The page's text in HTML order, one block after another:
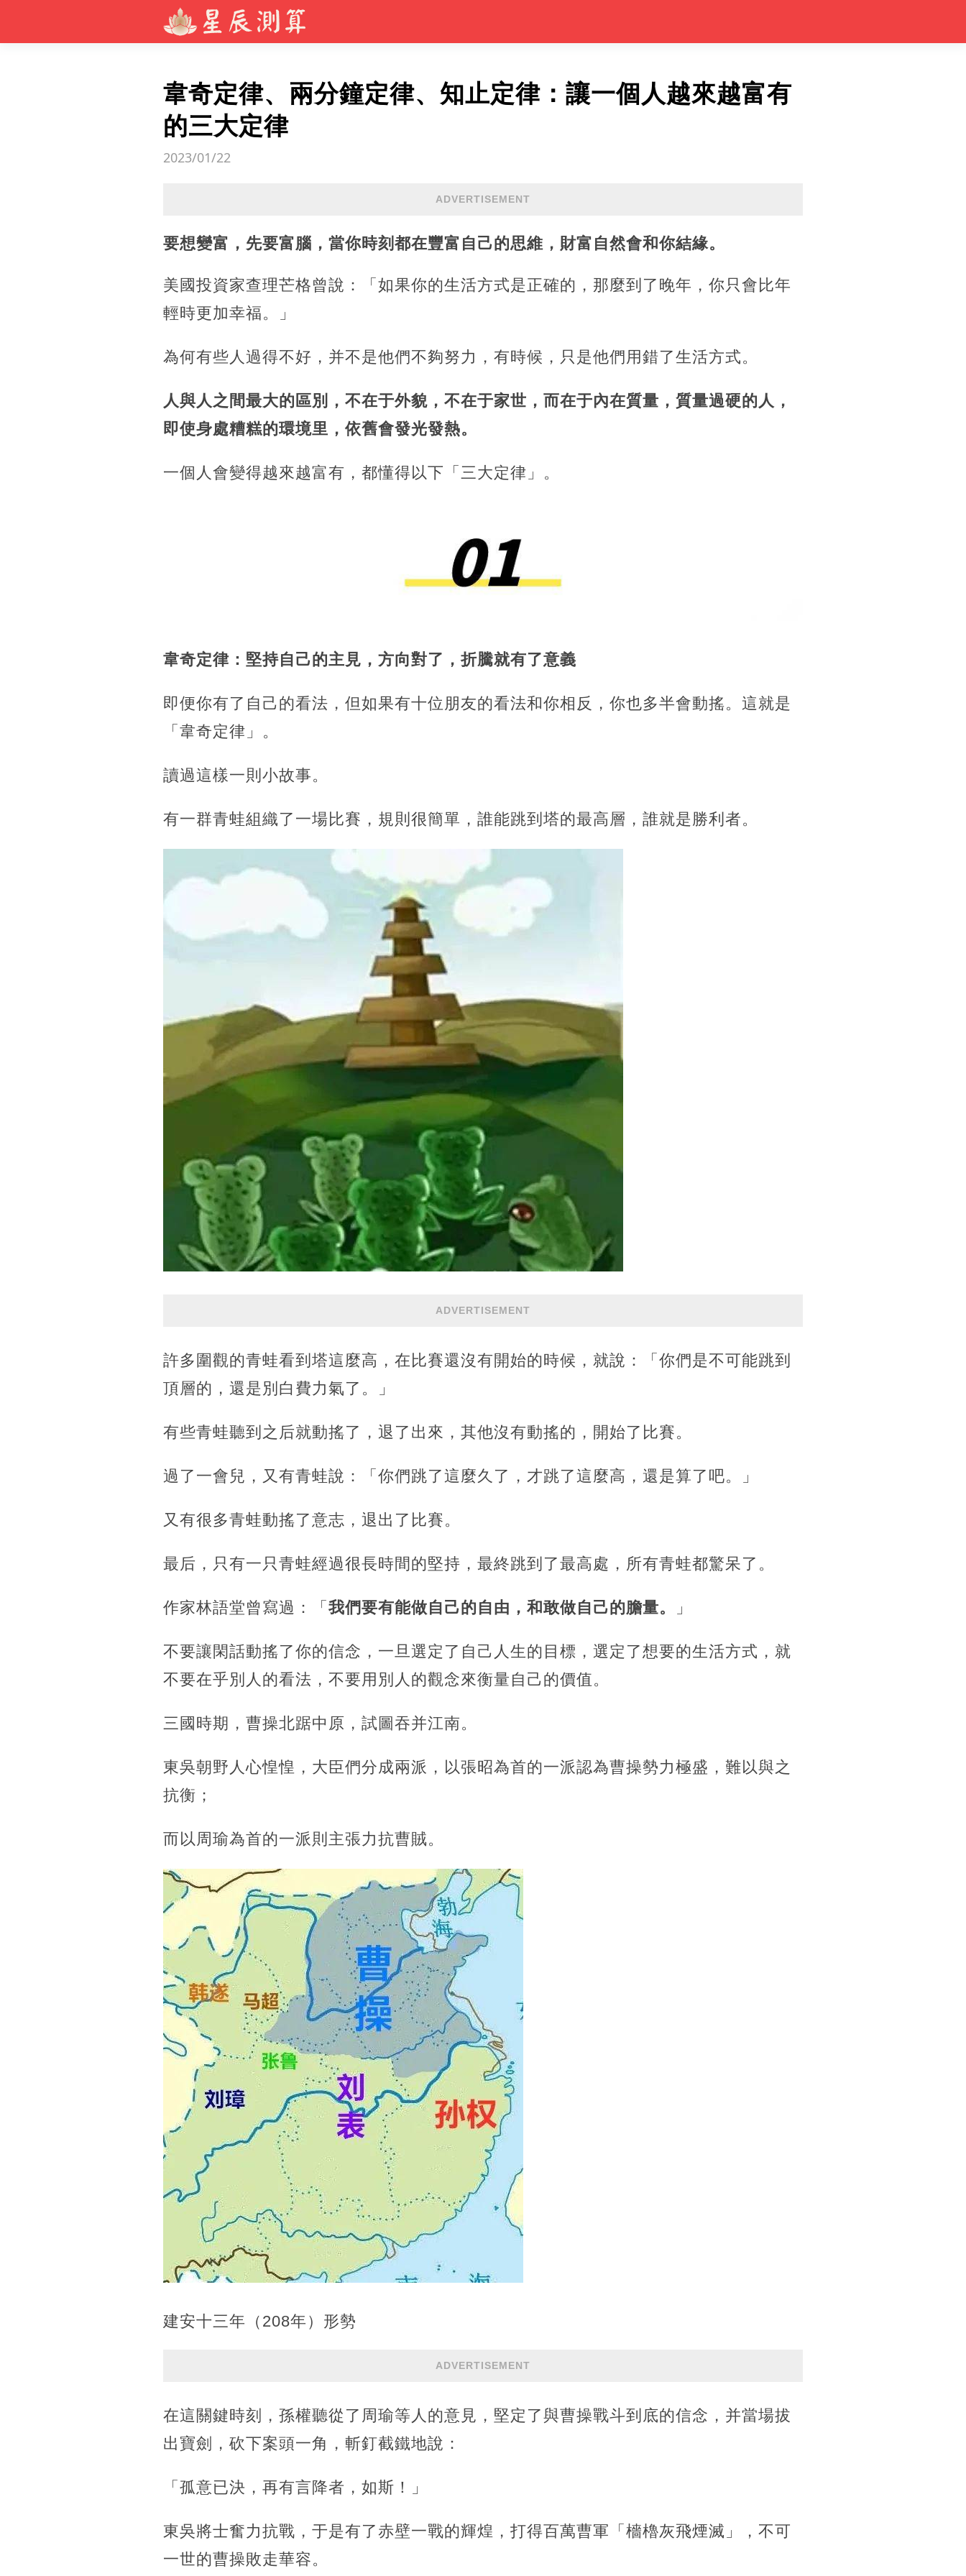
韋奇定律、兩分鐘定律、知止定律：讓一個人越來越富有
的三大定律
2023/01/22
ADVERTISEMENT
要想變富，先要富腦，當你時刻都在豐富自己的思維，財富自然會和你結緣。
美國投資家查理芒格曾說：「如果你的生活方式是正確的，那麼到了晚年，你只會比年
輕時更加幸福。」
為何有些人過得不好，并不是他們不夠努力，有時候，只是他們用錯了生活方式。
人與人之間最大的區別，不在于外貌，不在于家世，而在于內在質量，質量過硬的人，
即使身處糟糕的環境里，依舊會發光發熱。
一個人會變得越來越富有，都懂得以下「三大定律」。
韋奇定律： 堅持自己的主見，方向對了，折騰就有了意義
即便你有了自己的看法，但如果有十位朋友的看法和你相反，你也多半會動搖。這就是
「韋奇定律」。
讀過這樣一則小故事。
有一群青蛙組織了一場比賽，規則很簡單，誰能跳到塔的最高層，誰就是勝利者。
ADVERTISEMENT
許多圍觀的青蛙看到塔這麼高，在比賽還沒有開始的時候，就說：「你們是不可能跳到
頂層的，還是別白費力氣了。」
有些青蛙聽到之后就動搖了，退了出來，其他沒有動搖的，開始了比賽。
過了一會兒，又有青蛙說：「你們跳了這麼久了，才跳了這麼高，還是算了吧。」
又有很多青蛙動搖了意志，退出了比賽。
最后，只有一只青蛙經過很長時間的堅持，最終跳到了最高處，所有青蛙都驚呆了。
作家林語堂曾寫過：「 我們要有能做自己的自由，和敢做自己的膽量。 」
不要讓閑話動搖了你的信念，一旦選定了自己人生的目標，選定了想要的生活方式，就
不要在乎別人的看法，不要用別人的觀念來衡量自己的價值。
三國時期，曹操北踞中原，試圖吞并江南。
東吳朝野人心惶惶，大臣們分成兩派，以張昭為首的一派認為曹操勢力極盛，難以與之
抗衡；
而以周瑜為首的一派則主張力抗曹賊。
建安十三年（208年）形勢
ADVERTISEMENT
在這關鍵時刻，孫權聽從了周瑜等人的意見，堅定了與曹操戰斗到底的信念，并當場拔
出寶劍，砍下案頭一角，斬釘截鐵地說：
「孤意已決，再有言降者，如斯！」
東吳將士奮力抗戰，于是有了赤壁一戰的輝煌，打得百萬曹軍「檣櫓灰飛煙滅」，不可
一世的曹操敗走華容。